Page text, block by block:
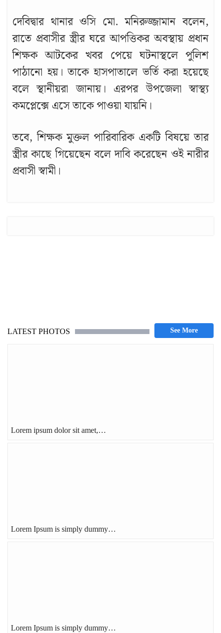
দেবিদ্বার থানার ওসি মো. মনিরুজ্জামান বলেন,
রাতে প্রবাসীর স্ত্রীর ঘরে আপত্তিকর অবস্থায় প্রধান
শিক্ষক আটকের খবর পেয়ে ঘটনাস্থলে পুলিশ
পাঠানো হয়। তাকে হাসপাতালে ভর্তি করা হয়েছে
বলে স্থানীয়রা জানায়। এরপর উপজেলা স্বাস্থ্য
কমপ্লেক্সে এসে তাকে পাওয়া যায়নি।
তবে, শিক্ষক মুক্তল পারিবারিক একটি বিষয়ে তার
স্ত্রীর কাছে গিয়েছেন বলে দাবি করেছেন ওই নারীর
প্রবাসী স্বামী।
LATEST PHOTOS
Lorem ipsum dolor sit amet,…
Lorem Ipsum is simply dummy…
Lorem Ipsum is simply dummy…